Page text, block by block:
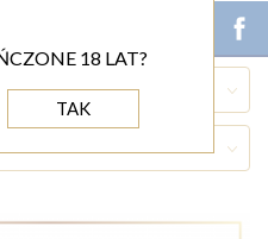
18 LAT?
TAK